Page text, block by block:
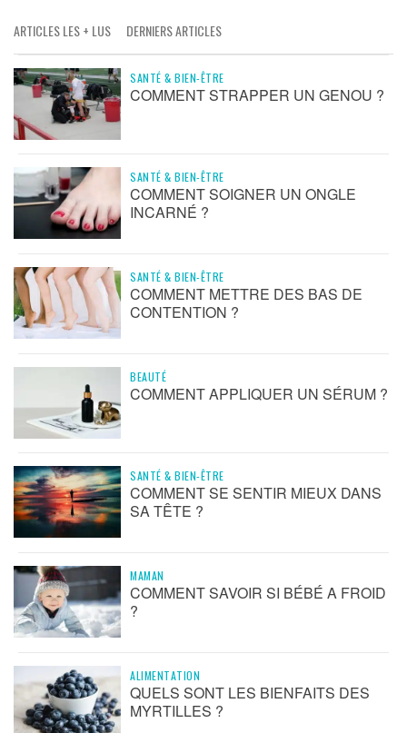
ARTICLES LES + LUS DERNIERS ARTICLES
SANTÉ & BIEN-ÊTRE
COMMENT STRAPPER UN GENOU ?
SANTÉ & BIEN-ÊTRE
COMMENT SOIGNER UN ONGLE
INCARNÉ ?
SANTÉ & BIEN-ÊTRE
COMMENT METTRE DES BAS DE
CONTENTION ?
BEAUTÉ
COMMENT APPLIQUER UN SÉRUM ?
SANTÉ & BIEN-ÊTRE
COMMENT SE SENTIR MIEUX DANS
SA TÊTE ?
MAMAN
COMMENT SAVOIR SI BÉBÉ A FROID
?
ALIMENTATION
QUELS SONT LES BIENFAITS DES
MYRTILLES ?